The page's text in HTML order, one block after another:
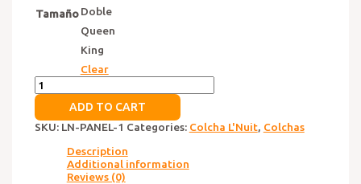
Tamaño Doble
Queen
King
Clear
Colcha
L'Nuit
quantity
ADD TO CART
SKU: LN-PANEL-1 Categories: Colcha L'Nuit, Colchas
Description
Additional information
Reviews (0)